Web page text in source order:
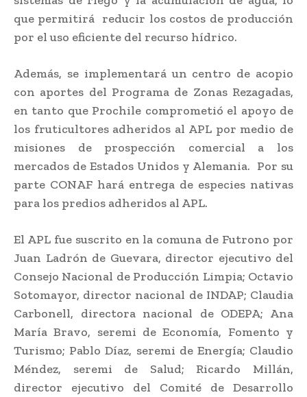
que permitirá reducir los costos de producción
por el uso eficiente del recurso hídrico.
Además, se implementará un centro de acopio
con aportes del Programa de Zonas Rezagadas,
en tanto que Prochile comprometió el apoyo de
los fruticultores adheridos al APL por medio de
misiones de prospección comercial a los
mercados de Estados Unidos y Alemania. Por su
parte CONAF hará entrega de especies nativas
para los predios adheridos al APL.
El APL fue suscrito en la comuna de Futrono por
Juan Ladrón de Guevara, director ejecutivo del
Consejo Nacional de Producción Limpia; Octavio
Sotomayor, director nacional de INDAP; Claudia
Carbonell, directora nacional de ODEPA; Ana
María Bravo, seremi de Economía, Fomento y
Turismo; Pablo Díaz, seremi de Energía; Claudio
Méndez, seremi de Salud; Ricardo Millán,
director ejecutivo del Comité de Desarrollo